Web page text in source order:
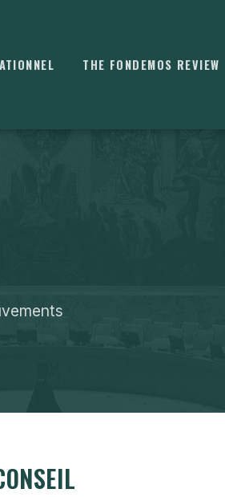
THE FONDEMOS REVIEW